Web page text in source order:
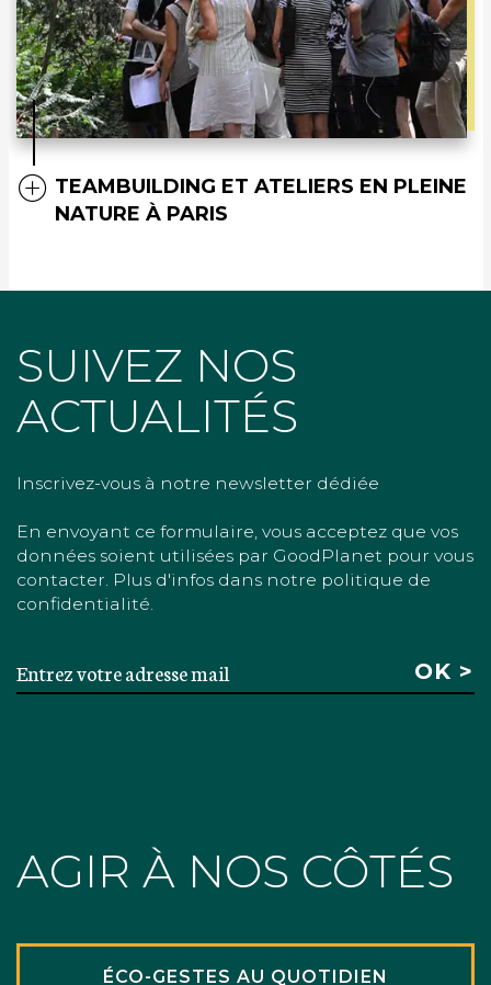
TEAMBUILDING ET ATELIERS EN PLEINE
NATURE À PARIS
SUIVEZ NOS
ACTUALITÉS
Inscrivez-vous à notre newsletter dédiée
En envoyant ce formulaire, vous acceptez que vos
données soient utilisées par GoodPlanet pour vous
contacter. Plus d'infos dans notre politique de
confidentialité.
AGIR À NOS CÔTÉS
ÉCO-GESTES AU QUOTIDIEN